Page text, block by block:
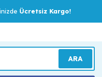
Ücretsiz Kargo!
ARA